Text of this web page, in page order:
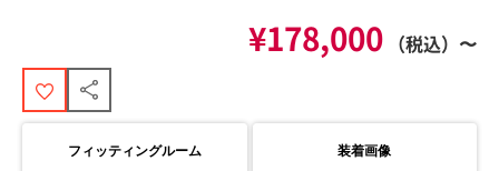
¥178,000 （税込）〜
フィッティングルーム 装着画像